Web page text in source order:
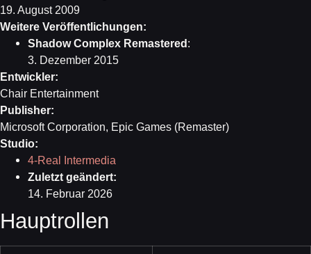
19. August 2009
Weitere Veröffentlichungen:
Shadow Complex Remastered:
3. Dezember 2015
Entwickler:
Chair Entertainment
Publisher:
Microsoft Corporation, Epic Games (Remaster)
Studio:
4-Real Intermedia
Zuletzt geändert:
14. Februar 2026
Hauptrollen